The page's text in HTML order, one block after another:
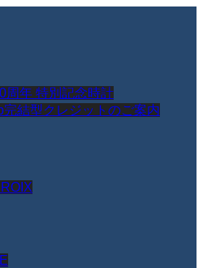
周年 特別記念時計
結型クレジットのご案内